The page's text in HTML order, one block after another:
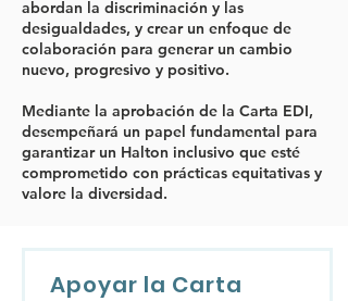
abordan la discriminación y las
desigualdades, y crear un enfoque de
colaboración para generar un cambio
nuevo, progresivo y positivo.
Mediante la aprobación de la Carta EDI,
desempeñará un papel fundamental para
garantizar un Halton inclusivo que esté
comprometido con prácticas equitativas y
valore la diversidad.
Apoyar la Carta